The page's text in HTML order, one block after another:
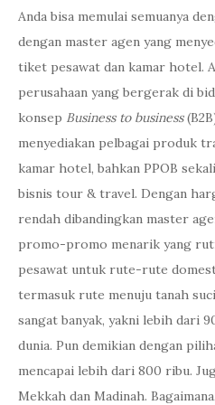
Anda bisa memulai semuanya
dengan master agen yang
tiket pesawat dan kamar hotel.
perusahaan yang bergerak di
konsep Business to business
menyediakan pelbagai produk
kamar hotel, bahkan PPOB
bisnis tour & travel. Dengan
rendah dibandingkan master
promo-promo menarik yang
pesawat untuk rute-rute
termasuk rute menuju tanah
sangat banyak, yakni lebih dari
dunia. Pun demikian dengan
mencapai lebih dari 800 ribu.
Mekkah dan Madinah.